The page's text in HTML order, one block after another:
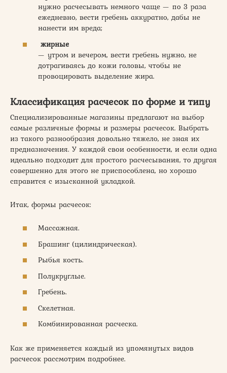
нужно расчесывать немного чаще — по 3 раза
ежедневно, вести гребень аккуратно, дабы не
нанести им вреда;
жирные
— утром и вечером, вести гребень нужно, не
дотрагиваясь до кожи головы, чтобы не
провоцировать выделение жира.
Классификация расчесок по форме и типу
Специализированные магазины предлагают на выбор
самые различные формы и размеры расчесок. Выбрать
из такого разнообразия довольно тяжело, не зная их
предназначения. У каждой свои особенности, и если одна
идеально подходит для простого расчесывания, то другая
совершенно для этого не приспособлена, но хорошо
справится с изысканной укладкой.
Итак, формы расчесок:
Массажная.
Брашинг (цилиндрическая).
Рыбья кость.
Полукруглые.
Гребень.
Скелетная.
Комбинированная расческа.
Как же применяется каждый из упомянутых видов
расчесок рассмотрим подробнее.